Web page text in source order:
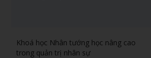
Khoá học Nhân tướng học nâng cao
trong quản trị nhân sự